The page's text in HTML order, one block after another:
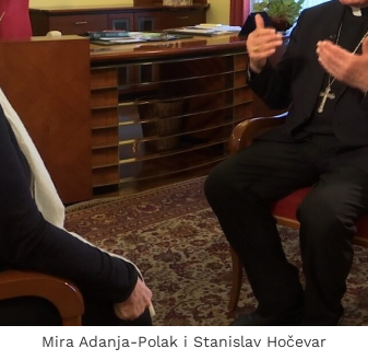
Mira Adanja-Polak i Stanislav Hočevar